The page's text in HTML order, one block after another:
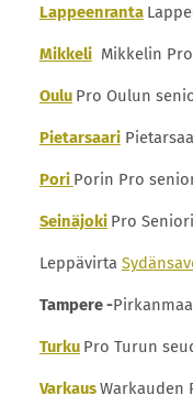
Lappeenranta
MikkeliMikkelin
Oulu Pro Oulun
Pietarsaari
Pori Porin Pro
Seinäjoki Pro
Leppävirta
Tampere -
Turku Pro Turun
VarkausWarkauden